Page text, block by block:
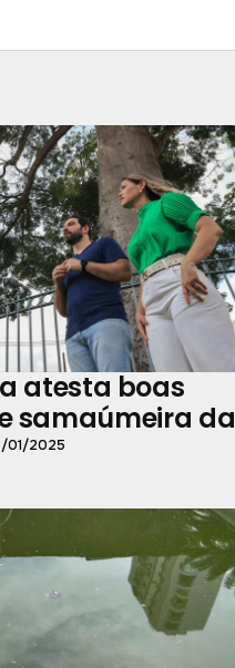
atesta boas
samaúmeira da
Santuário
01/2025